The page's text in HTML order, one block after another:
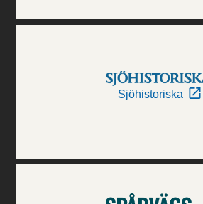
Sjöhistoriska